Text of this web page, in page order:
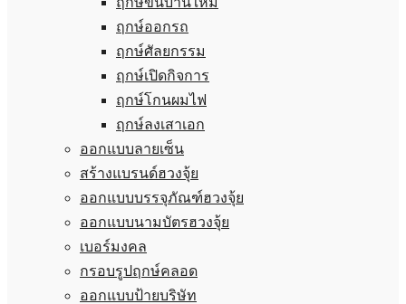
ฤกษ์ออกรถ
ฤกษ์ศัลยกรรม
ฤกษ์เปิดกิจการ
ฤกษ์โกนผมไฟ
ฤกษ์ลงเสาเอก
ออกแบบลายเซ็น
สร้างแบรนด์ฮวงจุ้ย
ออกแบบบรรจุภัณฑ์ฮวงจุ้ย
ออกแบบนามบัตรฮวงจุ้ย
เบอร์มงคล
กรอบรูปฤกษ์คลอด
ออกแบบป้ายบริษัท